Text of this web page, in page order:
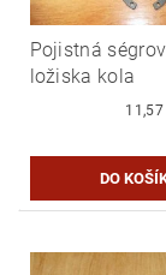
Pojistná
ložiska kola